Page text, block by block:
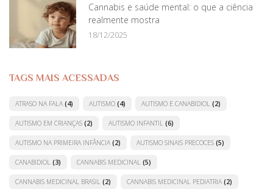
Cannabis e saúde mental: o que a ciência
realmente mostra
18/12/2025
TAGS MAIS ACESSADAS
ATRASO NA FALA (4) AUTISMO (4) AUTISMO E CANABIDIOL (2)
AUTISMO EM CRIANÇAS (2) AUTISMO INFANTIL (6)
AUTISMO NA PRIMEIRA INFÂNCIA (2) AUTISMO SINAIS PRECOCES (5)
CANABIDIOL (3) CANNABIS MEDICINAL (5)
CANNABIS MEDICINAL BRASIL (2) CANNABIS MEDICINAL PEDIATRIA (2)